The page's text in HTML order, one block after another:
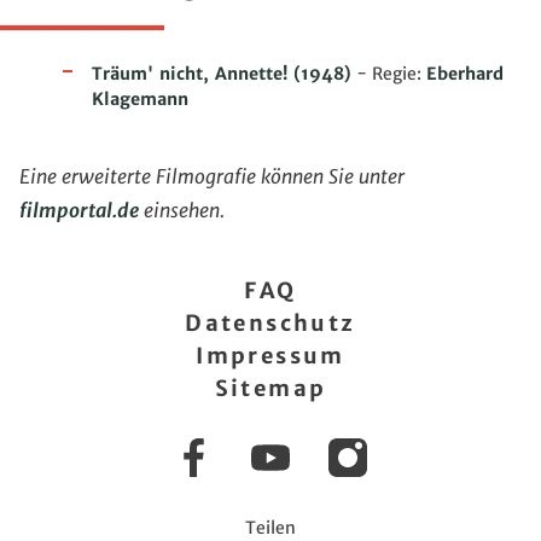
Träum' nicht, Annette! (1948) - Regie: Eberhard
Klagemann
Eine erweiterte Filmografie können Sie unter
filmportal.deeinsehen.
Teilen
FacebookYouTubeInstagram
FAQ
Datenschutz
Impressum
Sitemap